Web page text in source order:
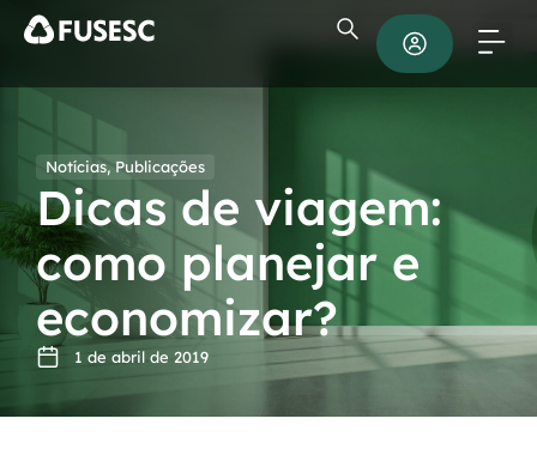
Notícias, Publicações
Dicas de viagem:
como planejar e
economizar?
1 de abril de 2019